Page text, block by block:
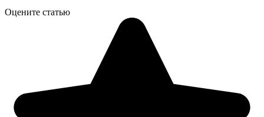
Оцените статью